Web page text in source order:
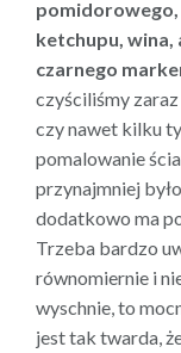
ketchupu, wina,
czarnego
czyściliśmy
czy nawet kilku
pomalowanie
przynajmniej
dodatkowo ma
Trzeba bardzo
równomiernie i
wyschnie, to
jest tak twarda,